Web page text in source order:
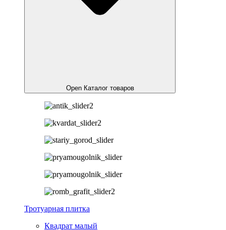
Open Каталог товаров
Тротуарная плитка
Квадрат малый